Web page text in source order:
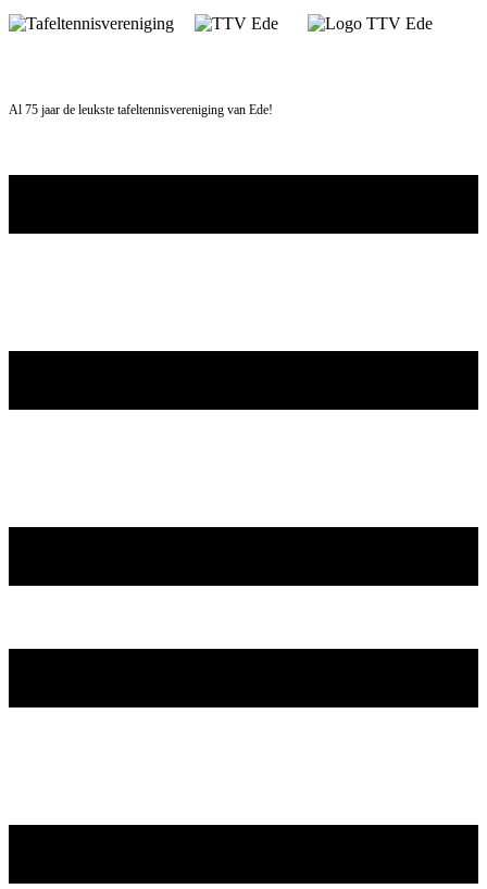
Skip
to
Al 75 jaar de leukste tafeltennisvereniging van Ede!